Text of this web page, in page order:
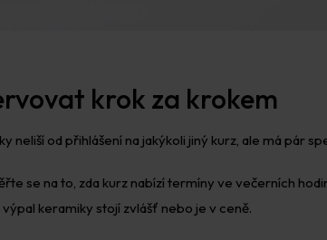
krok za krokem
neliší od přihlášení na jakýkoli jiný kurz, ale má pár
se na to, zda kurz nabízí termíny ve večerních
keramiky stojí zvlášť nebo je v ceně.